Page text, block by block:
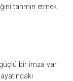
tahmin etmek
bir imza var.